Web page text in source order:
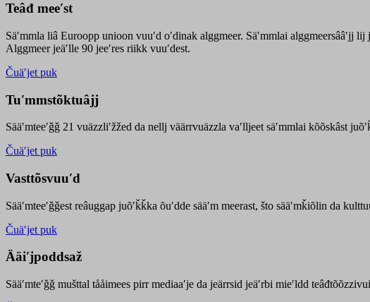
Teâđ meeʹst
Säʹmmla liâ Euroopp unioon vuuʹd oʹdinak alggmeer. Säʹmmlai alggmeersââʹjj lij
Alggmeer jeäʹlle 90 jeeʹres riikk vuuʹdest.
Čuäʹjet puk
Tuʹmmstõktuâjj
Sääʹmteeʹǧǧ 21 vuäzzliʹžžed da nellj väärrvuäzzla vaʹlljeet säʹmmlai kõõskâst
Čuäʹjet puk
Vasttõsvuuʹd
Sääʹmteeʹǧǧest reâuggap juõʹǩǩka õuʹdde sääʹm meerast, što sääʹmǩiõlin da
Čuäʹjet puk
Ääiʹjpoddsaž
Sääʹmteʹǧǧ mušttal tååimees pirr mediaaʹje da jeärrsid jeäʹrbi mieʹldd